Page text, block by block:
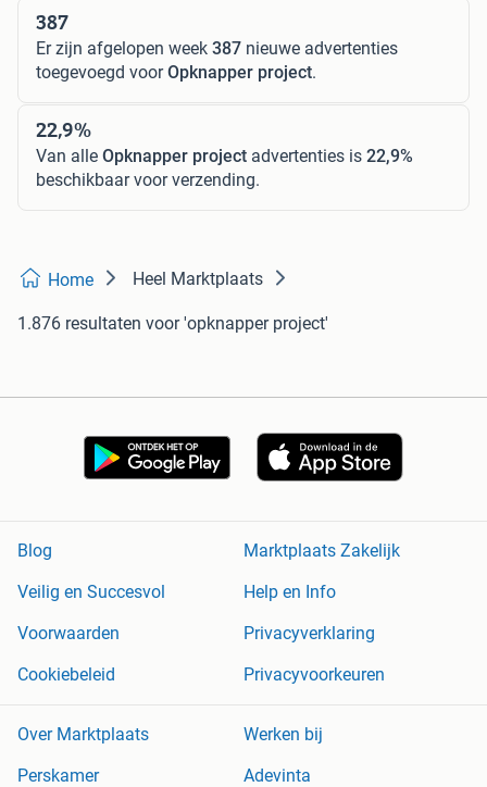
387
Er zijn afgelopen week 387 nieuwe advertenties
toegevoegd voorOpknapper project.
22,9%
Van alle Opknapper project advertenties is 22,9%
beschikbaar voor verzending.
Home Heel Marktplaats
1.876 resultaten voor 'opknapper project'
Blog
Marktplaats Zakelijk
Veilig en Succesvol
Help en Info
Voorwaarden
Privacyverklaring
Cookiebeleid
Privacyvoorkeuren
Over Marktplaats
Werken bij
Perskamer
Adevinta